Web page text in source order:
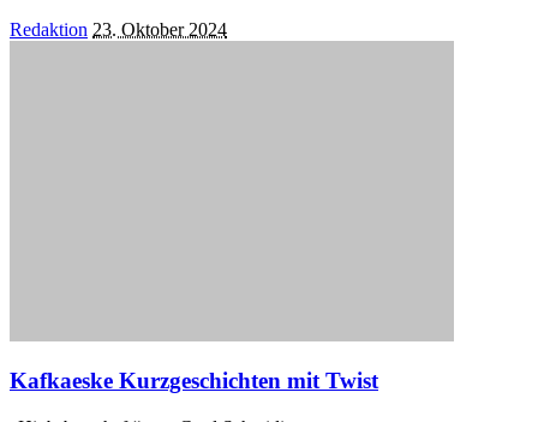
Posted
Redaktion 23. Oktober 2024
Kafkaeske Kurzgeschichten mit Twist